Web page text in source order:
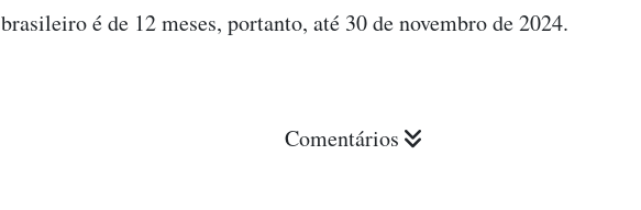
brasileiro é de 12 meses, portanto, até 30 de novembro de 2024.
Comentários